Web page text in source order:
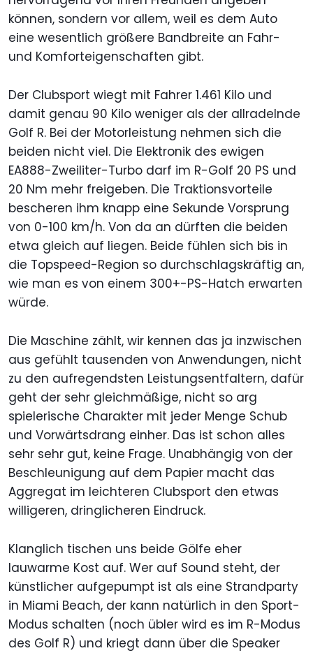
können, sondern vor allem, weil es dem Auto
eine wesentlich größere Bandbreite an Fahr-
und Komforteigenschaften gibt.
Der Clubsport wiegt mit Fahrer 1.461 Kilo und
damit genau 90 Kilo weniger als der allradelnde
Golf R. Bei der Motorleistung nehmen sich die
beiden nicht viel. Die Elektronik des ewigen
EA888-Zweiliter-Turbo darf im R-Golf 20 PS und
20 Nm mehr freigeben. Die Traktionsvorteile
bescheren ihm knapp eine Sekunde Vorsprung
von 0-100 km/h. Von da an dürften die beiden
etwa gleich auf liegen. Beide fühlen sich bis in
die Topspeed-Region so durchschlagskräftig an,
wie man es von einem 300+-PS-Hatch erwarten
würde.
Die Maschine zählt, wir kennen das ja inzwischen
aus gefühlt tausenden von Anwendungen, nicht
zu den aufregendsten Leistungsentfaltern, dafür
geht der sehr gleichmäßige, nicht so arg
spielerische Charakter mit jeder Menge Schub
und Vorwärtsdrang einher. Das ist schon alles
sehr sehr gut, keine Frage. Unabhängig von der
Beschleunigung auf dem Papier macht das
Aggregat im leichteren Clubsport den etwas
willigeren, dringlicheren Eindruck.
Klanglich tischen uns beide Gölfe eher
lauwarme Kost auf. Wer auf Sound steht, der
künstlicher aufgepumpt ist als eine Strandparty
in Miami Beach, der kann natürlich in den Sport-
Modus schalten (noch übler wird es im R-Modus
des Golf R) und kriegt dann über die Speaker